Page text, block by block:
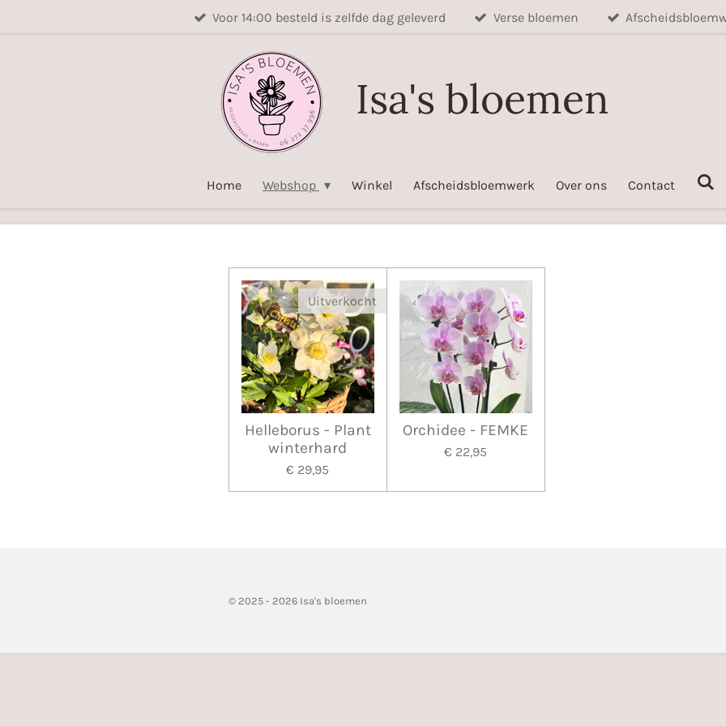
Voor 14:00 besteld is zelfde dag geleverd Verse bloemen
Isa's bloemen
Home Webshop Winkel Afscheidsbloemwerk Over ons Contact
Uitverkocht
Helleborus - Plant
winterhard
€ 29,95
Orchidee - FEMKE
€ 22,95
© 2025 - 2026 Isa's bloemen